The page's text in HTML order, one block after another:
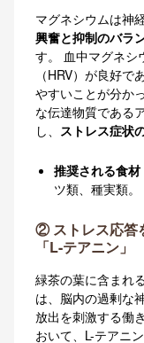
マグネシウムは神
興奮と抑制のバラ
す。 血中マグネシ
（HRV）が良好
やすいことが分か
な伝達物質である
し、 ストレス症状
推奨される食材
ツ類、種実類。
② ストレス応答
「L-テアニン」
緑茶の葉に含まれ
は、脳内の過剰な
放出を刺激する働
おいて、L-テアニ